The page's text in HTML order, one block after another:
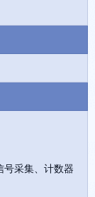
号采集、计数器